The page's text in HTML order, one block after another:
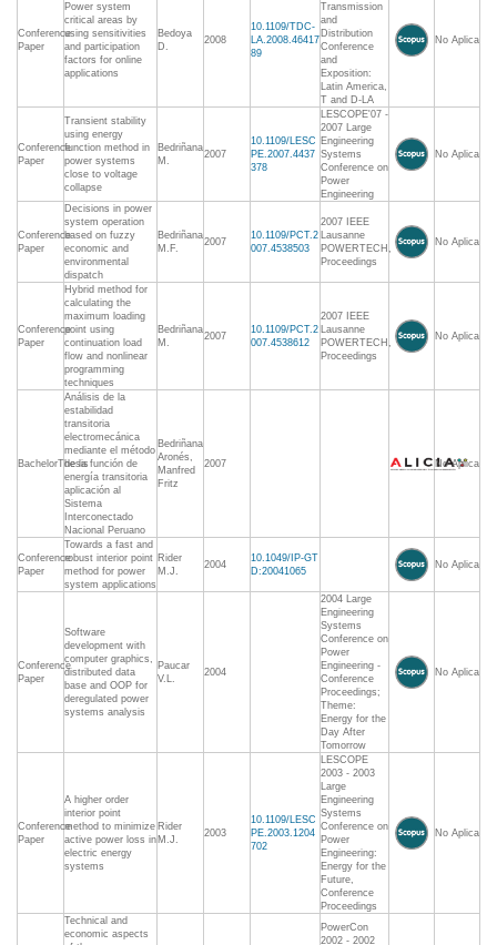
Conference
Paper
Power system
critical areas by
using sensitivities
and participation
factors for online
applications
Bedoya
D.
2008
10.1109/TDC-
LA.2008.46417
89
Transmission
and
Distribution
Conference
and
Exposition:
Latin America,
T and D-LA
No Aplica
Conference
Paper
Transient stability
using energy
function method in
power systems
close to voltage
collapse
Bedriñana
M.
2007
10.1109/LESC
PE.2007.4437
378
LESCOPE'07 -
2007 Large
Engineering
Systems
Conference on
Power
Engineering
No Aplica
Conference
Paper
Decisions in power
system operation
based on fuzzy
economic and
environmental
dispatch
Bedriñana
M.F.
2007
10.1109/PCT.2
007.4538503
2007 IEEE
Lausanne
POWERTECH,
Proceedings
No Aplica
Conference
Paper
Hybrid method for
calculating the
maximum loading
point using
continuation load
flow and nonlinear
programming
techniques
Bedriñana
M.
2007
10.1109/PCT.2
007.4538612
2007 IEEE
Lausanne
POWERTECH,
Proceedings
No Aplica
BachelorThesis
Análisis de la
estabilidad
transitoria
electromecánica
mediante el método
de la función de
energía transitoria
aplicación al
Sistema
Interconectado
Nacional Peruano
Bedriñana
Aronés,
Manfred
Fritz
2007 No Aplica
Conference
Paper
Towards a fast and
robust interior point
method for power
system applications
Rider
M.J.
2004
10.1049/IP-GT
D:20041065
No Aplica
Conference
Paper
Software
development with
computer graphics,
distributed data
base and OOP for
deregulated power
systems analysis
Paucar
V.L.
2004
2004 Large
Engineering
Systems
Conference on
Power
Engineering -
Conference
Proceedings;
Theme:
Energy for the
Day After
Tomorrow
No Aplica
Conference
Paper
A higher order
interior point
method to minimize
active power loss in
electric energy
systems
Rider
M.J.
2003
10.1109/LESC
PE.2003.1204
702
LESCOPE
2003 - 2003
Large
Engineering
Systems
Conference on
Power
Engineering:
Energy for the
Future,
Conference
Proceedings
No Aplica
Technical and
economic aspects
PowerCon
2002 - 2002